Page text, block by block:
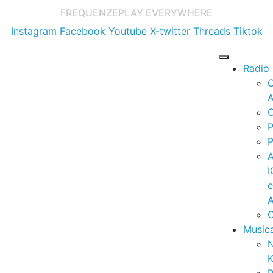
FREQUENZEPLAY EVERYWHERE
Instagram Facebook Youtube X-twitter Threads Tiktok
Radio
e